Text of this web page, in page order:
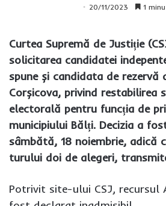
20/11/2023 1
Curtea Supremă de Justiție
solicitarea candidatei
spune și candidata de rezervă
Corșicova, privind restabilirea
electorală pentru funcția de
municipiului Bălți. Decizia a
sâmbătă, 18 noiembrie, adică
turului doi de alegeri,
Potrivit site-ului CSJ, recursul